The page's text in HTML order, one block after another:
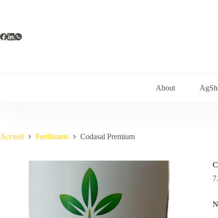
About
Accueil Fertilisants Codasal Premium